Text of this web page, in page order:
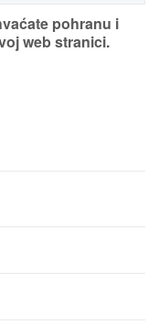
pohranu i
web stranici.